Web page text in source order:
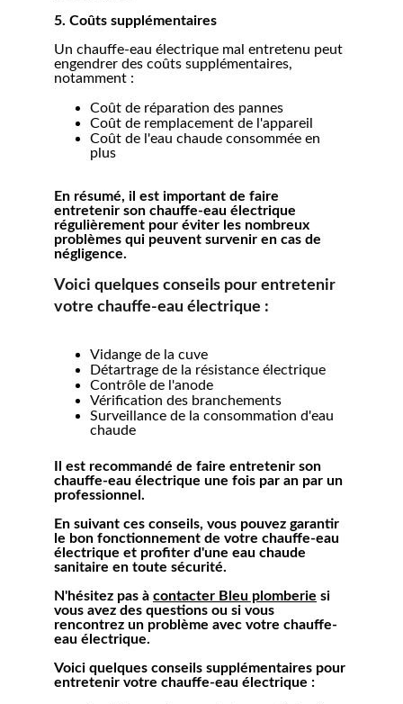
5. Coûts supplémentaires
Un chauffe-eau électrique mal entretenu peut
engendrer des coûts supplémentaires,
notamment :
Coût de réparation des pannes
Coût de remplacement de l'appareil
Coût de l'eau chaude consommée en
plus
En résumé, il est important de faire
entretenir son chauffe-eau électrique
régulièrement pour éviter les nombreux
problèmes qui peuvent survenir en cas de
négligence.
Voici quelques conseils pour entretenir
votre chauffe-eau électrique :
Vidange de la cuve
Détartrage de la résistance électrique
Contrôle de l'anode
Vérification des branchements
Surveillance de la consommation d'eau
chaude
Il est recommandé de faire entretenir son
chauffe-eau électrique une fois par an par un
professionnel.
En suivant ces conseils, vous pouvez garantir
le bon fonctionnement de votre chauffe-eau
électrique et profiter d'une eau chaude
sanitaire en toute sécurité.
N'hésitez pas à contacter Bleu plomberie si
vous avez des questions ou si vous
rencontrez un problème avec votre chauffe-
eau électrique.
Voici quelques conseils supplémentaires pour
entretenir votre chauffe-eau électrique :